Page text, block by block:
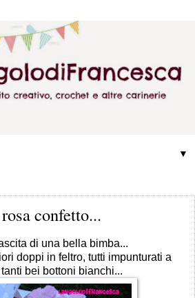
▼
confetto...
di una bella bimba...
doppi in feltro, tutti impunturati a
bei bottoni bianchi...